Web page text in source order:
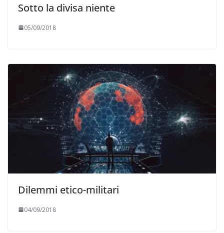
Sotto la divisa niente
05/09/2018
Dilemmi etico-militari
04/09/2018